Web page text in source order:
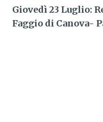
Giovedì 23 Luglio:
Faggio di Canova-